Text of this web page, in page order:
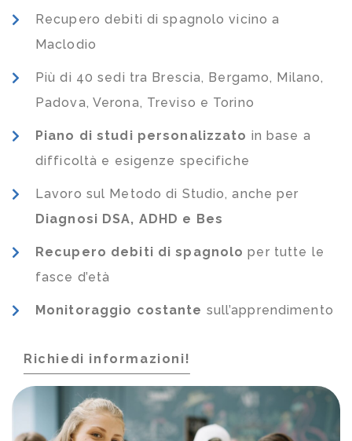
Recupero debiti di spagnolo vicino a
Maclodio
Più di 40 sedi tra Brescia, Bergamo, Milano,
Padova, Verona, Treviso e Torino
Piano di studi personalizzato in base a
difficoltà e esigenze specifiche
Lavoro sul Metodo di Studio, anche per
Diagnosi DSA, ADHD e Bes
Recupero debiti di spagnolo per tutte le
fasce d’età
Monitoraggio costante sull’apprendimento
Richiedi informazioni!